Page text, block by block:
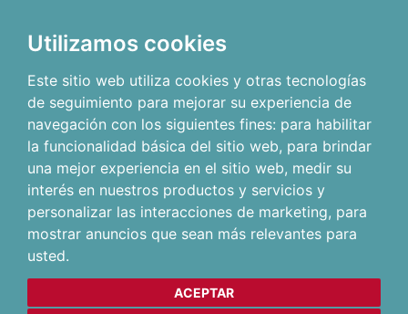
Utilizamos cookies
Este sitio web utiliza cookies y otras tecnologías
de seguimiento para mejorar su experiencia de
navegación con los siguientes fines: para habilitar
la funcionalidad básica del sitio web, para brindar
una mejor experiencia en el sitio web, medir su
interés en nuestros productos y servicios y
personalizar las interacciones de marketing, para
mostrar anuncios que sean más relevantes para
usted.
ACEPTAR